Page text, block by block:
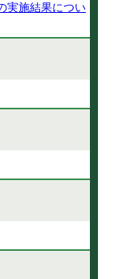
実施結果につい